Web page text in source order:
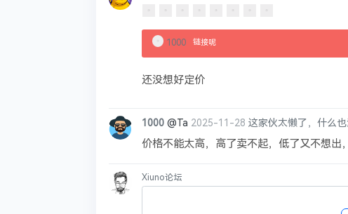
1000 链接呢
还没想好定价
1000 @Ta 2025-11-28 这家伙太懒了，什么也
价格不能太高，高了卖不起，低了又不想出
Xiuno论坛